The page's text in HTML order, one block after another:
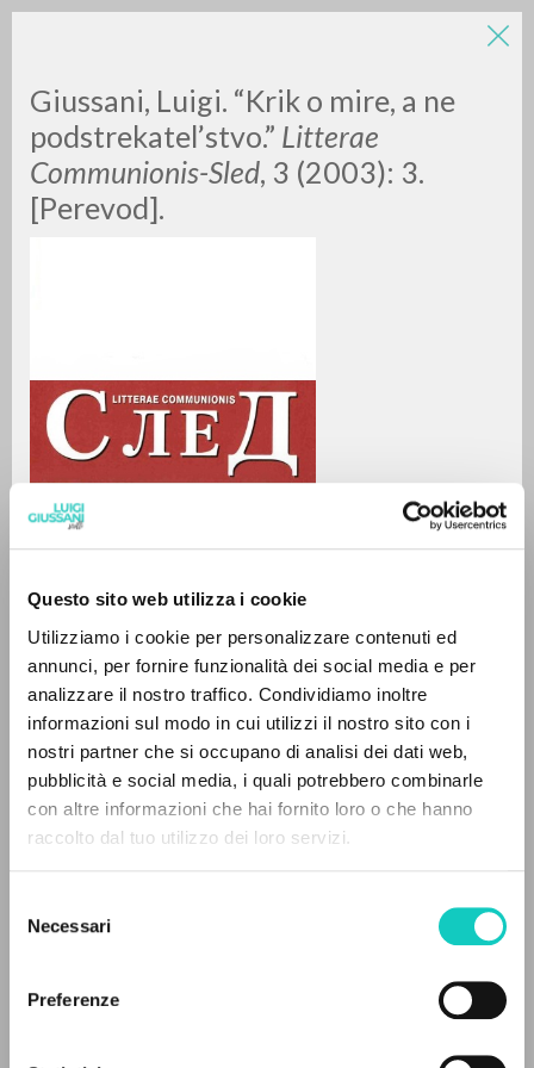
Questo sito web utilizza i cookie
Utilizziamo i cookie per personalizzare contenuti ed
annunci, per fornire funzionalità dei social media e per
analizzare il nostro traffico. Condividiamo inoltre
informazioni sul modo in cui utilizzi il nostro sito con i
nostri partner che si occupano di analisi dei dati web,
pubblicità e social media, i quali potrebbero combinarle
con altre informazioni che hai fornito loro o che hanno
raccolto dal tuo utilizzo dei loro servizi.
delNecessari
Preferenze
Giussani, Luigi. “Krik o mire, a ne
podstrekatel’stvo.” Litterae
Communionis-Sled, 3 (2003): 3.
[Perevod].
Giussani LuigiAuthor
Russian
Litterae Communionis-Sled
2003
Pages: 1
LUIGI
GIUSSANI
0RESULTS FOUND
MORE RESULTS